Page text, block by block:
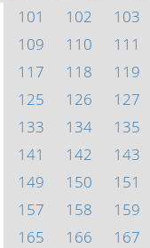
101
102 103
109
110 111
117
118 119
125
126 127
133
134 135
141
142 143
149
150 151
157
158 159
165
166 167